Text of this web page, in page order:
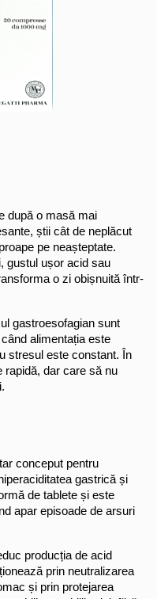
după o masă mai
știi cât de neplăcut
pe neașteptate.
gustul ușor acid sau
o zi obișnuită într-
gastroesofagian sunt
alimentația este
stresul este constant. În
rapidă, dar care să nu
conceput pentru
gastrică și
de tablete și este
apar episoade de arsuri
producția de acid
prin neutralizarea
și prin protejarea